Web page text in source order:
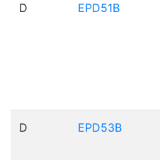
D EPD51B
D EPD53B